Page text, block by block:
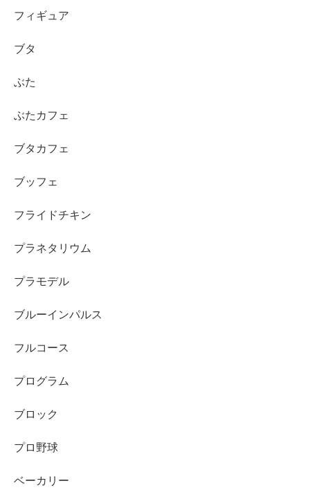
フィギュア
ブタ
ぶた
ぶたカフェ
ブタカフェ
ブッフェ
フライドチキン
プラネタリウム
プラモデル
ブルーインパルス
フルコース
プログラム
ブロック
プロ野球
ベーカリー